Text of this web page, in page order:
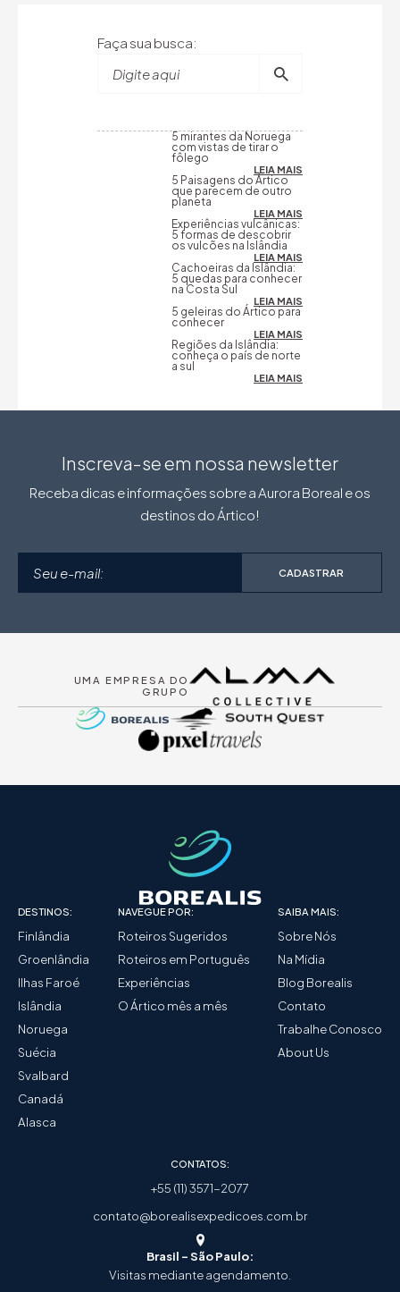
Faça sua busca:
5 mirantes da Noruega
com vistas de tirar o
fôlego
LEIA MAIS
5 Paisagens do Ártico
que parecem de outro
planeta
LEIA MAIS
Experiências vulcânicas:
5 formas de descobrir
os vulcões na Islândia
LEIA MAIS
Cachoeiras da Islândia:
5 quedas para conhecer
na Costa Sul
LEIA MAIS
5 geleiras do Ártico para
conhecer
LEIA MAIS
Regiões da Islândia:
conheça o país de norte
a sul
LEIA MAIS
Inscreva-se em nossa newsletter
Receba dicas e informações sobre a Aurora Boreal e os
destinos do Ártico!
CADASTRAR
UMA EMPRESA DO
GRUPO
DESTINOS:
Finlândia
Groenlândia
Ilhas Faroé
Islândia
Noruega
Suécia
Svalbard
Canadá
Alasca
NAVEGUE POR:
Roteiros Sugeridos
Roteiros em Português
Experiências
O Ártico mês a mês
SAIBA MAIS:
Sobre Nós
Na Mídia
Blog Borealis
Contato
Trabalhe Conosco
About Us
CONTATOS:
+55 (11) 3571-2077
contato@borealisexpedicoes.com.br
Brasil - São Paulo:
Visitas mediante agendamento.